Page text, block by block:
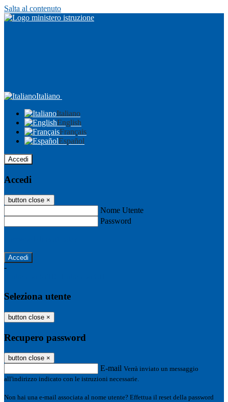
Salta al contenuto
Italiano
Italiano
English
Français
Español
Accedi
Accedi
button close ×
Nome Utente
Password
-
Seleziona utente
button close ×
Recupero password
button close ×
E-mail Verrà inviato un messaggio
all'indirizzo indicato con le istruzioni necessarie.
Non hai una e-mail associata al nome utente? Effettua il reset della password